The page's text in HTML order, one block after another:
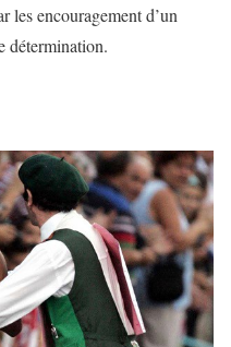
les encouragement d’un
détermination.